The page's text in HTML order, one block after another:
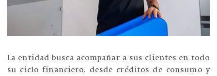
La entidad busca acompañar a sus clientes en todo
su ciclo financiero, desde créditos de consumo y